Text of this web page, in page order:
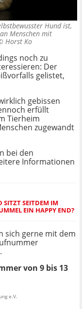
Hund ist,
Menschen mit
Horst Ko
noch zu
Der
gelistet,
gebissen
erfüllt
Tierheim
zugewandt
bei den
Informationen
SITZT SEITDEM IM
EIN HAPPY END?
sich gerne mit dem
von 9 bis 13
e.V.